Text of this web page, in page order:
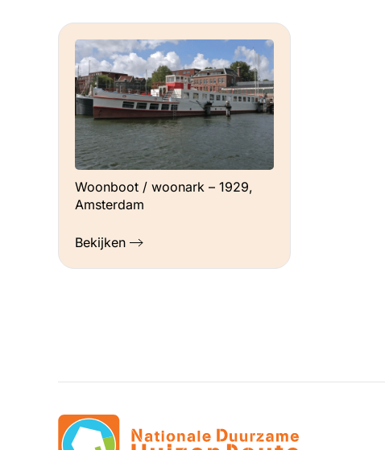
Woonboot / woonark – 1929,
Amsterdam
Bekijken